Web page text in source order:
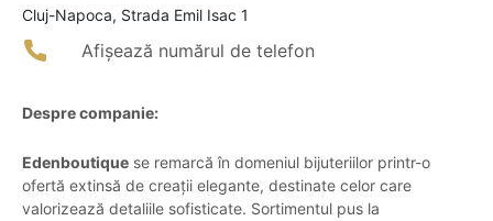
Cluj-Napoca, Strada Emil Isac 1
Afișează numărul de telefon
Despre companie:
Edenboutique se remarcă în domeniul bijuteriilor printr-o
ofertă extinsă de creații elegante, destinate celor care
valorizează detaliile sofisticate. Sortimentul pus la